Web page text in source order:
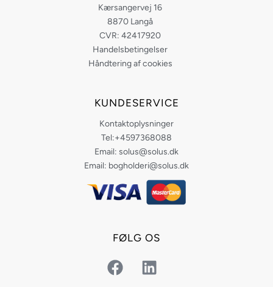
Kærsangervej 16
8870 Langå
CVR: 42417920
Handelsbetingelser
Håndtering af cookies
KUNDESERVICE
Kontaktoplysninger
Tel:+4597368088
Email: solus@solus.dk
Email: bogholderi@solus.dk
FØLG OS
F
a
L
i